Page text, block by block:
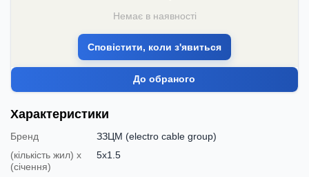
Немає в наявності
Сповістити, коли з'явиться
До обраного
Характеристики
Бренд
ЗЗЦМ (electro cable group)
(кількість жил) х
(січення)
5х1.5